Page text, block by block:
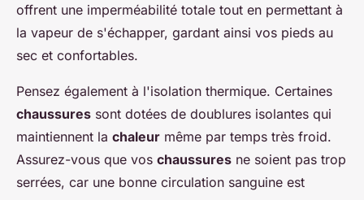
offrent une imperméabilité totale tout en permettant à
la vapeur de s'échapper, gardant ainsi vos pieds au
sec et confortables.
Pensez également à l'isolation thermique. Certaines
chaussures sont dotées de doublures isolantes qui
maintiennent la chaleur même par temps très froid.
Assurez-vous que vos chaussures ne soient pas trop
serrées, car une bonne circulation sanguine est